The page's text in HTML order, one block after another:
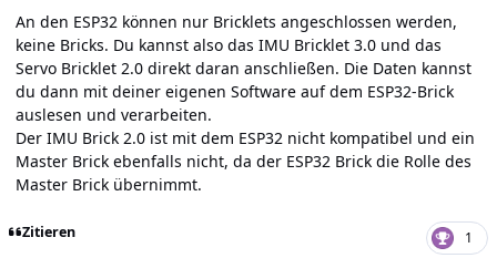
An den ESP32 können nur Bricklets angeschlossen werden,
keine Bricks. Du kannst also das IMU Bricklet 3.0 und das
Servo Bricklet 2.0 direkt daran anschließen. Die Daten kannst
du dann mit deiner eigenen Software auf dem ESP32-Brick
auslesen und verarbeiten.
Der IMU Brick 2.0 ist mit dem ESP32 nicht kompatibel und ein
Master Brick ebenfalls nicht, da der ESP32 Brick die Rolle des
Master Brick übernimmt.
Zitieren 1